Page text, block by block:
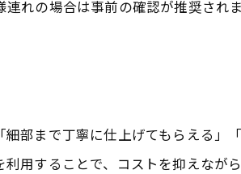
れの場合は事前の確認が推奨され
部まで丁寧に仕上げてもらえる」
用することで、コストを抑えなが